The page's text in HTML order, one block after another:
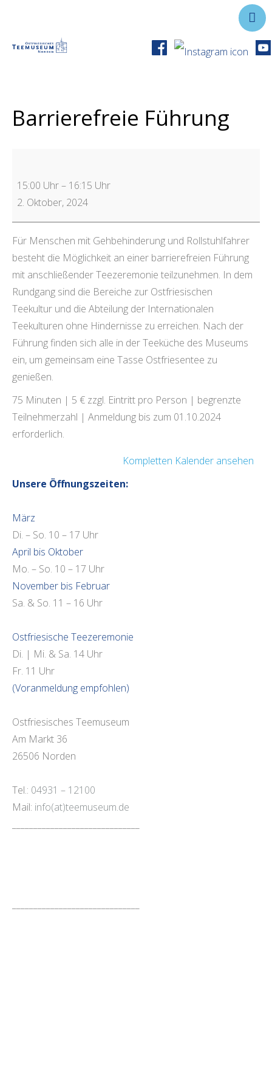
Forschung
Über uns
Barrierefreie Führung
15:00 Uhr– 16:15 Uhr
2. Oktober, 2024
Für Menschen mit Gehbehinderung und Rollstuhlfahrer
besteht die Möglichkeit an einer barrierefreien Führung
mit anschließender Teezeremonie teilzunehmen. In dem
Rundgang sind die Bereiche zur Ostfriesischen
Teekultur und die Abteilung der Internationalen
Teekulturen ohne Hindernisse zu erreichen. Nach der
Führung finden sich alle in der Teeküche des Museums
ein, um gemeinsam eine Tasse Ostfriesentee zu
genießen.
75 Minuten | 5 € zzgl. Eintritt pro Person | begrenzte
Teilnehmerzahl | Anmeldung bis zum 01.10.2024
erforderlich.
Kompletten Kalender ansehen
Unsere Öffnungszeiten:
März
Di. – So. 10 – 17 Uhr
April bis Oktober
Mo. – So. 10 – 17 Uhr
November bis Februar
Sa. & So. 11 – 16 Uhr
Ostfriesische Teezeremonie
Di. | Mi. & Sa. 14 Uhr
Fr. 11 Uhr
(Voranmeldung empfohlen)
Ostfriesisches Teemuseum
Am Markt 36
26506 Norden
Tel.: 04931 – 12100
Mail: info(at)teemuseum.de